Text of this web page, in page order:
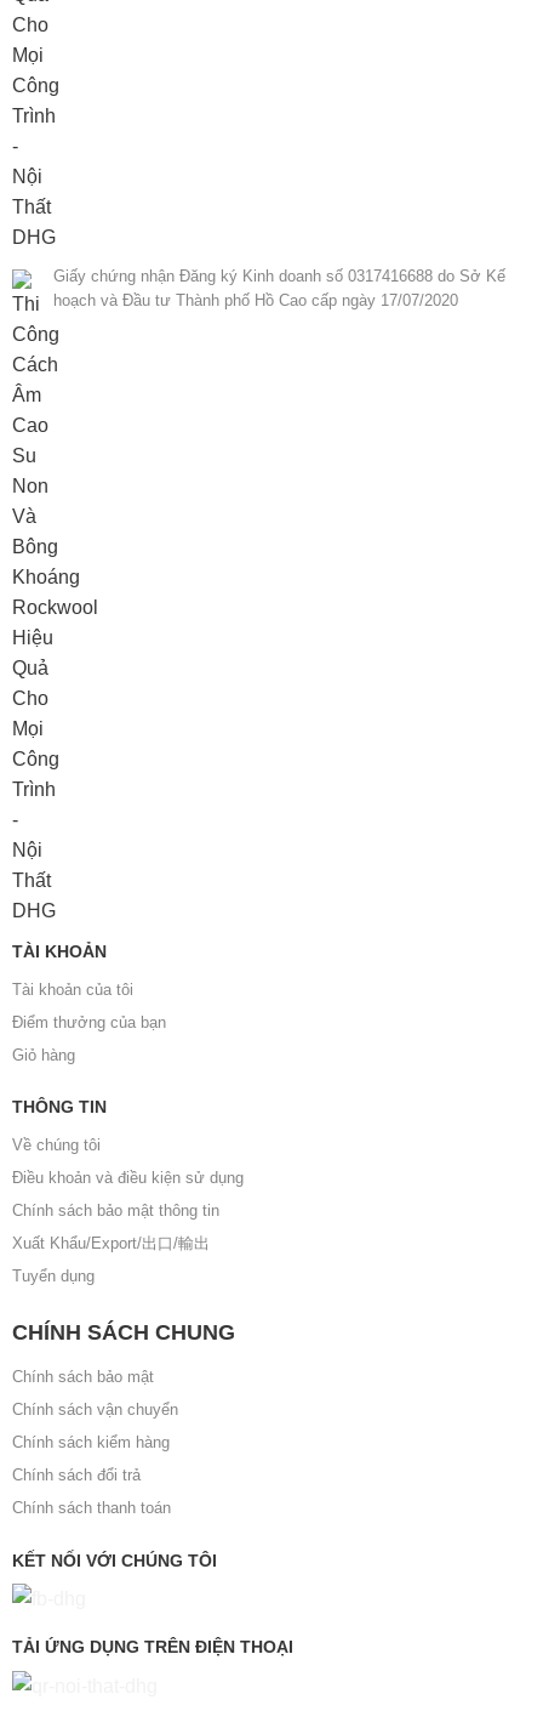
Giấy chứng nhận Đăng ký Kinh doanh số 0317416688 do Sở Kế
hoạch và Đầu tư Thành phố Hồ Cao cấp ngày 17/07/2020
TÀI KHOẢN
Tài khoản của tôi
Điểm thưởng của bạn
Giỏ hàng
THÔNG TIN
Về chúng tôi
Điều khoản và điều kiện sử dụng
Chính sách bảo mật thông tin
Xuất Khẩu/Export/出口/輸出
Tuyển dụng
CHÍNH SÁCH CHUNG
Chính sách bảo mật
Chính sách vận chuyển
Chính sách kiểm hàng
Chính sách đổi trả
Chính sách thanh toán
KẾT NỐI VỚI CHÚNG TÔI
TẢI ỨNG DỤNG TRÊN ĐIỆN THOẠI